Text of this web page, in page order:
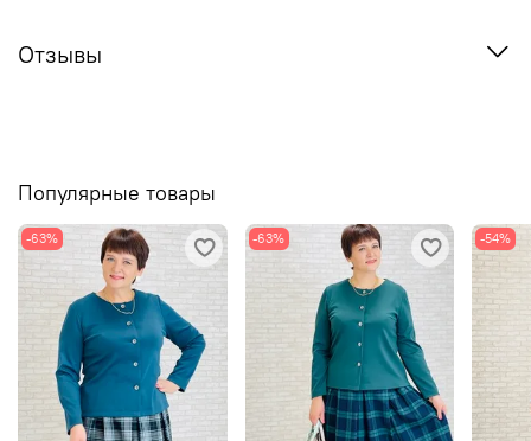
Отзывы
Популярные товары
-63% -63% -54%